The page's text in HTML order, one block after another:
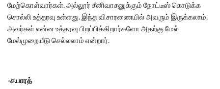
மேற்கொள்வார்கள். அல்லூர் சீனிவாசனுக்கும் நோட்டீஸ் கொடுக்க
சொல்லி உத்தரவு உள்ளது. இந்த விசாரணையில் அவரும் இருக்கலாம்.
அவர்கள் என்ன உத்தரவு பிறப்பிக்கிறார்களோ அதற்கு மேல்
மேல்முறையீடு செல்லலாம் என்றார்.
-ச.பாரத்